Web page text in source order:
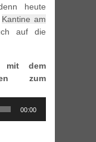
heute
Kantine am
auf die
mit dem
zum
00:00